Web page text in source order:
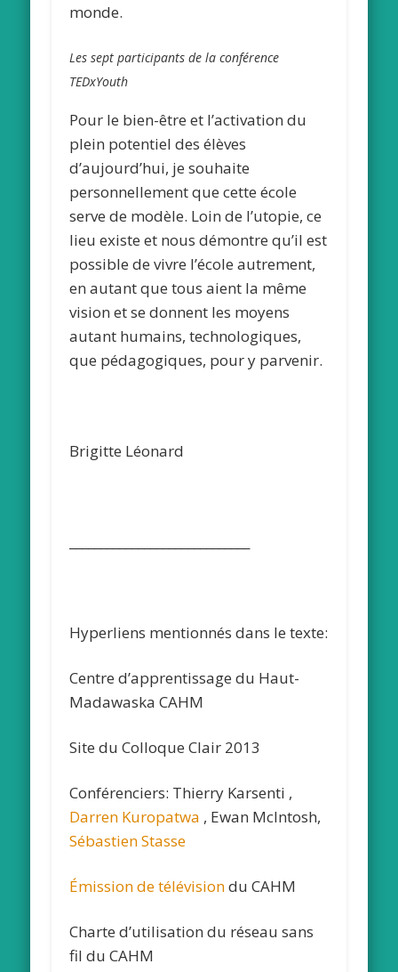
monde.
Les sept participants de la conférence
TEDxYouth
Pour le bien-être et l’activation du
plein potentiel des élèves
d’aujourd’hui, je souhaite
personnellement que cette école
serve de modèle. Loin de l’utopie, ce
lieu existe et nous démontre qu’il est
possible de vivre l’école autrement,
en autant que tous aient la même
vision et se donnent les moyens
autant humains, technologiques,
que pédagogiques, pour y parvenir.
Brigitte Léonard
Hyperliens mentionnés dans le texte:
Centre d’apprentissage du Haut-
Madawaska CAHM
Site du Colloque Clair 2013
Conférenciers: Thierry Karsenti ,
Darren Kuropatwa , Ewan McIntosh,
Sébastien Stasse
Émission de télévisiondu CAHM
Charte d’utilisation du réseau sans
fil du CAHM